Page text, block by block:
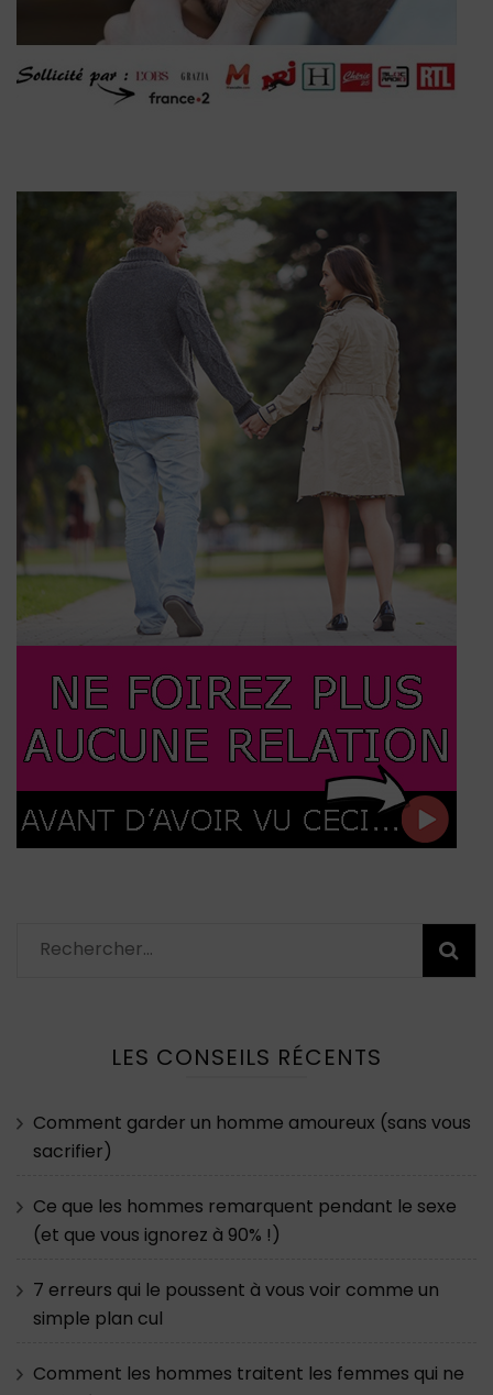
Rechercher :
LES CONSEILS RÉCENTS
Comment garder un homme amoureux (sans vous
sacrifier)
Ce que les hommes remarquent pendant le sexe
(et que vous ignorez à 90% !)
7 erreurs qui le poussent à vous voir comme un
simple plan cul
Comment les hommes traitent les femmes qui ne